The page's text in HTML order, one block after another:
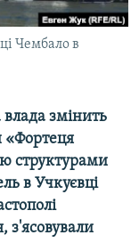
Чембало в
влада змінить
«Фортеця
структурами
в Учкуєвці
з'ясовували